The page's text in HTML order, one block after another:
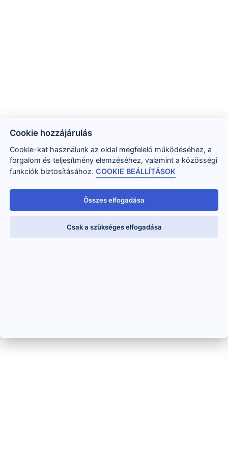
Cookie hozzájárulás
Cookie-kat használunk az oldal megfelelő működéséhez, a
forgalom és teljesítmény elemzéséhez, valamint a közösségi
funkciók biztosításához.COOKIE BEÁLLÍTÁSOK
Összes elfogadása
Csak a szükséges elfogadása